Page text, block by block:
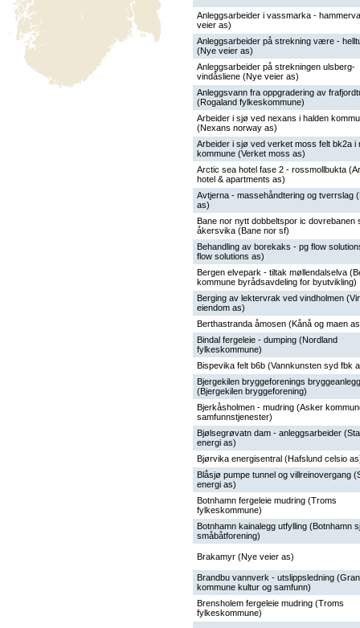
Anleggsarbeider i vassmarka -
veier as)
Anleggsarbeider på strekning være -
(Nye veier as)
Anleggsarbeider på strekningen ulsberg-
vindåsliene (Nye veier as)
Anleggsvann fra oppgradering av
(Rogaland fylkeskommune)
Arbeider i sjø ved nexans i halden
(Nexans norway as)
Arbeider i sjø ved verket moss felt bk2a i
kommune (Verket moss as)
Arctic sea hotel fase 2 - rossmollbukta
hotel & apartments as)
Avtjerna - massehåndtering og tverrslag
as)
Bane nor nytt dobbeltspor ic dovrebanen
åkersvika (Bane nor sf)
Behandling av borekaks - pg flow
flow solutions as)
Bergen elvepark - tiltak møllendalselva
kommune byrådsavdeling for byutvikling)
Berging av lektervrak ved vindholmen
eiendom as)
Berthastranda åmosen (Kånå og maen
Bindal fergeleie - dumping (Nordland
fylkeskommune)
Bispevika felt b6b (Vannkunsten syd fbk
Bjergekilen bryggeforenings bryggeanlegg
(Bjergekilen bryggeforening)
Bjerkåsholmen - mudring (Asker
samfunnstjenester)
Bjølsegrøvatn dam - anleggsarbeider
energi as)
Bjørvika energisentral (Hafslund celsio
Blåsjø pumpe tunnel og villreinovergang
energi as)
Botnhamn fergeleie mudring (Troms
fylkeskommune)
Botnhamn kainalegg utfylling (Botnhamn
småbåtforening)
Brakamyr (Nye veier as)
Brandbu vannverk - utslippsledning (Gran
kommune kultur og samfunn)
Brensholem fergeleie mudring (Troms
fylkeskommune)